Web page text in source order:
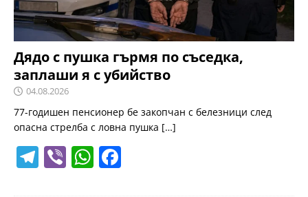
Дядо с пушка гърмя по съседка,
заплаши я с убийство
04.08.2026
77-годишен пенсионер бе закопчан с белезници след
опасна стрелба с ловна пушка […]
T Vi W